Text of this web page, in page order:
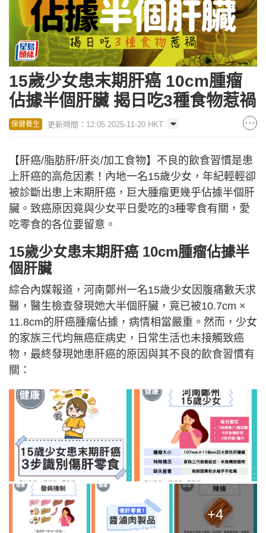
15歲少女患末期肝癌 10cm腫瘤
佔據半個肝臟 揭日吃3種食物惹禍
保健養生 更新時間：12:05 2025-11-20 HKT
【肝癌/脂肪肝/肝炎/加工食物】不良的飲食習慣是患
上肝癌的高危因素！內地一名15歲少女，年紀輕輕卻
被診斷出患上末期肝癌，巨大腫瘤更幾乎佔據半個肝
臟。致癌原因竟與少女平日愛吃的3種零食有關，愛
吃零食的各位要留意。
15歲少女患末期肝癌 10cm腫瘤佔據半
個肝臟
綜合內媒報道，河南鄭州一名15歲少女因腹痛數天求
醫，醫生檢查發現她大半個肝臟，竟已被10.7cm ×
11.8cm的肝癌腫瘤佔據，病情相當嚴重。然而，少女
的家族三代均無癌症病史，日常生活也未接觸致癌
物，最終發現她患肝癌的原因與其不良的飲食習慣有
關：
+4